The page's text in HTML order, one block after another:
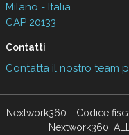
Milano - Italia
CAP 20133
Contatti
Contatta il nostro team
Nextwork360 - Codice
Nextwork360.